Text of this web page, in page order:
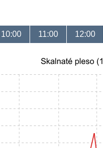
10:00 11:00 12:00